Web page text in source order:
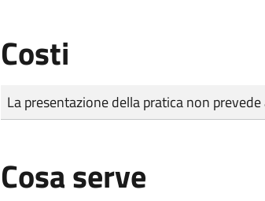
Costi
Tipo di pagamento
Importo
La presentazione della pratica non
Cosa serve